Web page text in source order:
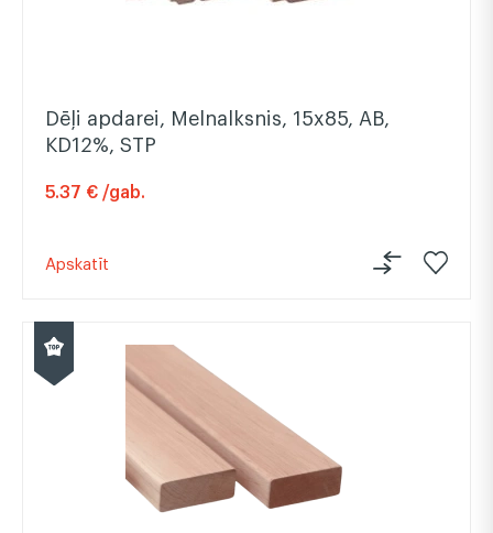
Dēļi apdarei, Melnalksnis, 15x85, AB,
KD12%, STP
5.37 € /gab.
Apskatīt